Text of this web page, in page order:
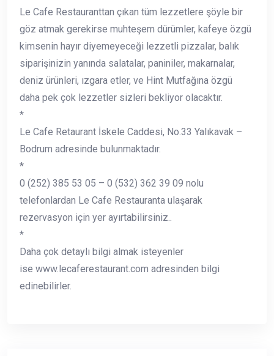
Le Cafe Restauranttan çıkan tüm lezzetlere şöyle bir
göz atmak gerekirse muhteşem dürümler, kafeye özgü
kimsenin hayır diyemeyeceği lezzetli pizzalar, balık
siparişinizin yanında salatalar, paniniler, makarnalar,
deniz ürünleri, ızgara etler, ve Hint Mutfağına özgü
daha pek çok lezzetler sizleri bekliyor olacaktır.
*
Le Cafe Retaurant İskele Caddesi, No.33 Yalıkavak –
Bodrum adresinde bulunmaktadır.
*
0 (252) 385 53 05 – 0 (532) 362 39 09 nolu
telefonlardan Le Cafe Restauranta ulaşarak
rezervasyon için yer ayırtabilirsiniz..
*
Daha çok detaylı bilgi almak isteyenler
ise www.lecaferestaurant.com adresinden bilgi
edinebilirler.